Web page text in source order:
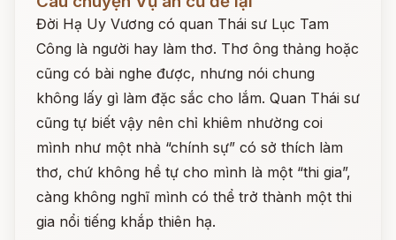
Đời Hạ Uy Vương có quan Thái sư Lục Tam
Công là người hay làm thơ. Thơ ông thảng hoặc
cũng có bài nghe được, nhưng nói chung
không lấy gì làm đặc sắc cho lắm. Quan Thái sư
cũng tự biết vậy nên chỉ khiêm nhường coi
mình như một nhà “chính sự” có sở thích làm
thơ, chứ không hề tự cho mình là một “thi gia”,
càng không nghĩ mình có thể trở thành một thi
gia nổi tiếng khắp thiên hạ.